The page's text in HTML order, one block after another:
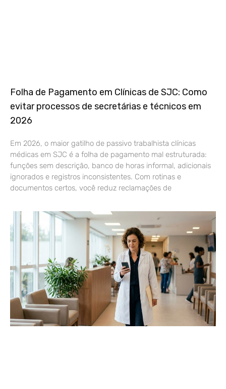
Folha de Pagamento em Clínicas de SJC: Como
evitar processos de secretárias e técnicos em
2026
Em 2026, o maior gatilho de passivo trabalhista clínicas
médicas em SJC é a folha de pagamento mal estruturada:
funções sem descrição, banco de horas informal, adicionais
ignorados e registros inconsistentes. Com rotinas e
documentos certos, você reduz reclamações de